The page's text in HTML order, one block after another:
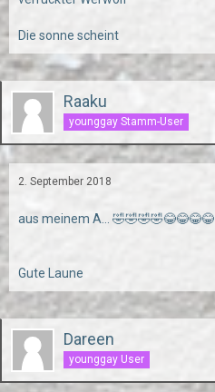
Die sonne scheint
Raaku
younggay Stamm-User
2. September 2018
aus meinem A... 🤣🤣🤣🤣😂😂😂😂
Gute Laune
Dareen
younggay User